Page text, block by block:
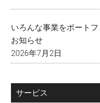
いろんな事業をポート
お知らせ
2026年7月2日
サービス